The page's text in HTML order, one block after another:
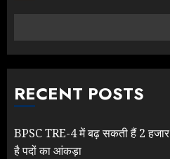
RECENT POSTS
BPSC TRE-4 में बढ़ सकती हैं 2
है पदों का आंकड़ा